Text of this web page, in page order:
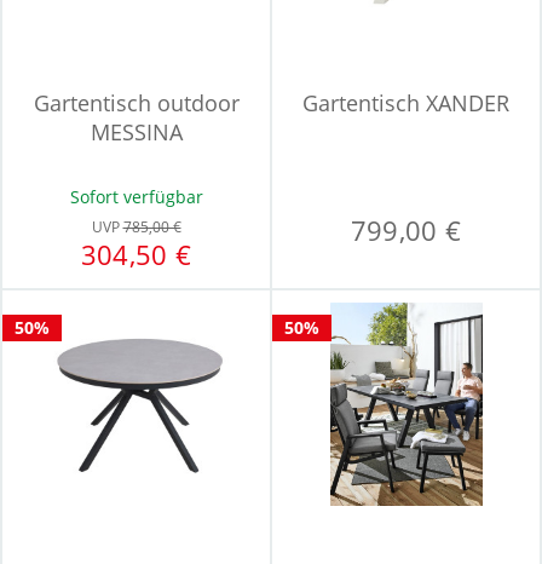
Gartentisch outdoor
MESSINA
Sofort verfügbar
UVP785,00 €
304,50 €
Gartentisch XANDER
799,00 €
50% 50%